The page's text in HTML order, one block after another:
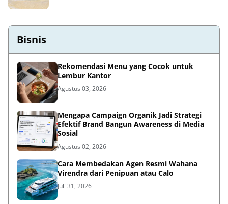
Bisnis
Rekomendasi Menu yang Cocok untuk
Lembur Kantor
Agustus 03, 2026
Mengapa Campaign Organik Jadi Strategi
Efektif Brand Bangun Awareness di Media
Sosial
Agustus 02, 2026
Cara Membedakan Agen Resmi Wahana
Virendra dari Penipuan atau Calo
Juli 31, 2026